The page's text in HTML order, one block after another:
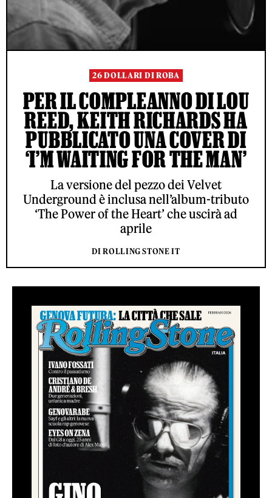
26 DOLLARI DI ROBA
PER IL COMPLEANNO DI LOU
REED, KEITH RICHARDS HA
PUBBLICATO UNA COVER DI
‘I’M WAITING FOR THE MAN’
La versione del pezzo dei Velvet
Underground è inclusa nell’album-tributo
‘The Power of the Heart’ che uscirà ad
aprile
DI ROLLING STONE IT